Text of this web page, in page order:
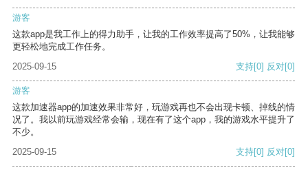
游客
这款app是我工作上的得力助手，让我的工作效率提高了50%，让我能够
更轻松地完成工作任务。
2025-09-15
支持[0] 反对[0]
游客
这款加速器app的加速效果非常好，玩游戏再也不会出现卡顿、掉线的情
况了。我以前玩游戏经常会输，现在有了这个app，我的游戏水平提升了
不少。
2025-09-15
支持[0] 反对[0]